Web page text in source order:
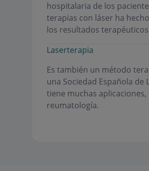
hospitalaria de los
terapias con láser ha
los resultados
Laserterapia
Es también un método
una Sociedad Española
tiene muchas
reumatología.